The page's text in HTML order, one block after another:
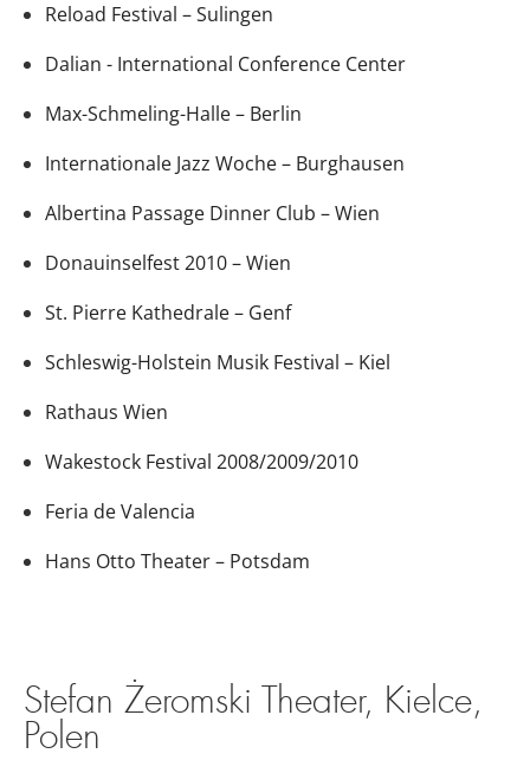
Reload Festival – Sulingen
Dalian - International Conference Center
Max-Schmeling-Halle – Berlin
Internationale Jazz Woche – Burghausen
Albertina Passage Dinner Club – Wien
Donauinselfest 2010 – Wien
St. Pierre Kathedrale – Genf
Schleswig-Holstein Musik Festival – Kiel
Rathaus Wien
Wakestock Festival 2008/2009/2010
Feria de Valencia
Hans Otto Theater – Potsdam
Stefan Żeromski Theater, Kielce,
Polen